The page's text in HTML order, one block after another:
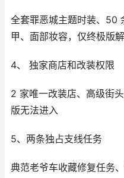
全套罪恶城主题时装、50
甲、面部妆容，仅终极版
4、 独家商店和改装权限
2 家唯一改装店、高级街
版无法进入
5、两条独占支线任务
典范老爷车收藏修复任务